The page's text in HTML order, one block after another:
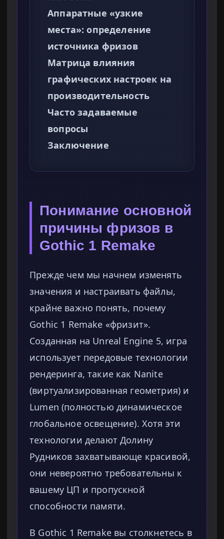
Аппаратные «узкие
места»: определение
источника фризов
Матрица влияния
графических настроек на
производительность
Часто задаваемые
вопросы
Заключение
Понимание основной
причины фризов в
Gothic 1 Remake
Прежде чем мы начнем изменять
значения и настраивать файлы,
крайне важно понять, почему
Gothic 1 Remake «фризит».
Созданная на Unreal Engine 5, игра
использует передовые технологии
рендеринга, такие как Nanite
(виртуализированная геометрия) и
Lumen (полностью динамическое
глобальное освещение). Хотя эти
технологии делают Долину
Рудников захватывающе красивой,
они невероятно требовательны к
вашему ЦП и пропускной
способности памяти.
В Gothic 1 Remake вы столкнетесь в